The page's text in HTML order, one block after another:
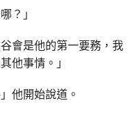
？」
會是他的第一要務，我
他事情。」
他開始說道。